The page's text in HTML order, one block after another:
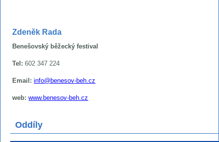
Zdeněk Rada
Benešovský běžecký festival
Tel: 602 347 224
Email: info@benesov-beh.cz
web: www.benesov-beh.cz
Oddíly